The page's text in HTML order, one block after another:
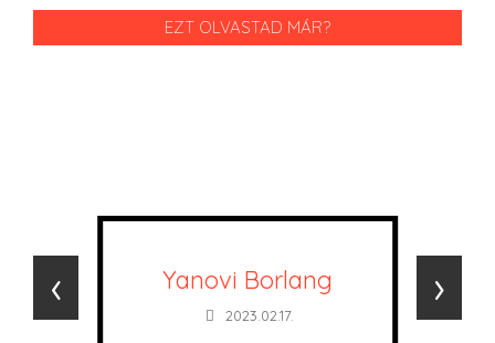
EZT OLVASTAD MÁR?
Yanovi Borlang
2023.02.17.
‹ ›